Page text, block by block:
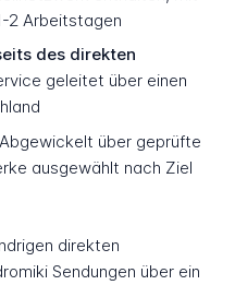
2 Arbeitstagen
des direkten
geleitet über einen
Abgewickelt über geprüfte
ausgewählt nach Ziel
direkten
Sendungen über ein